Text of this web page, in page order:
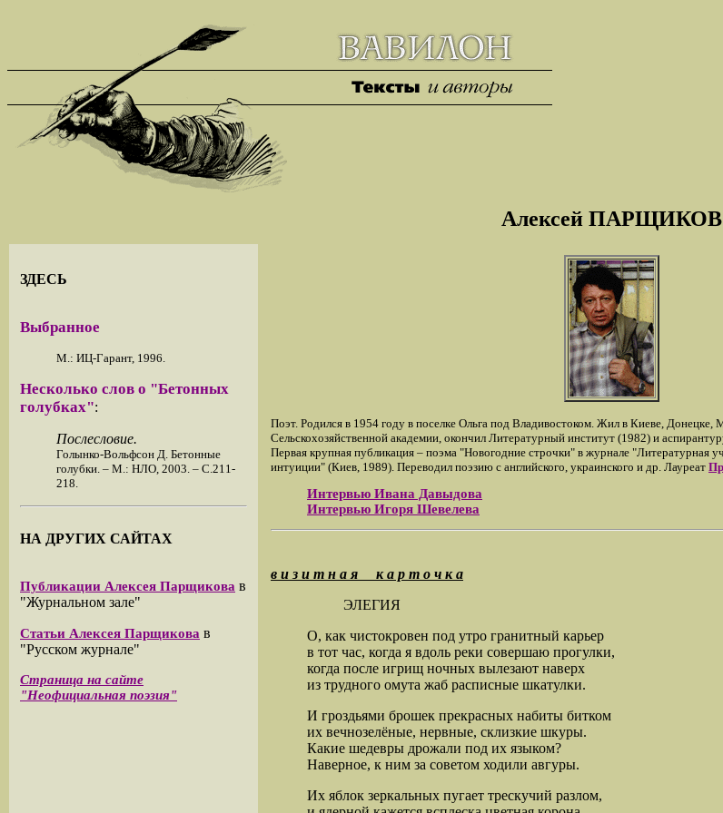
Алексей ПАРЩИКОВ
ЗДЕСЬ
Выбранное
М.: ИЦ-Гарант, 1996.
Несколько слов о "Бетонных
голубках":
Послесловие.
Голынко-Вольфсон Д. Бетонные
голубки. – М.: НЛО, 2003. – С.211-
218.
НА ДРУГИХ САЙТАХ
Публикации Алексея Парщикова в
"Журнальном зале"
Статьи Алексея Парщикова в
"Русском журнале"
Страница на сайте
"Неофициальная поэзия"
Поэт. Родился в 1954 году в поселке Ольга под Владивостоком. Жил в Киеве, Донецке,
Сельскохозяйственной академии, окончил Литературный институт (1982) и
Первая крупная публикация – поэма "Новогодние строчки" в журнале "Литературная
интуиции" (Киев, 1989). Переводил поэзию с английского, украинского и др. Лауреат
Интервью Ивана Давыдова
Интервью Игоря Шевелева
в и з и т н а я к а р т о ч к а
ЭЛЕГИЯ
О, как чистокровен под утро гранитный карьер
в тот час, когда я вдоль реки совершаю прогулки,
когда после игрищ ночных вылезают наверх
из трудного омута жаб расписные шкатулки.
И гроздьями брошек прекрасных набиты битком
их вечнозелёные, нервные, склизкие шкуры.
Какие шедевры дрожали под их языком?
Наверное, к ним за советом ходили авгуры.
Их яблок зеркальных пугает трескучий разлом,